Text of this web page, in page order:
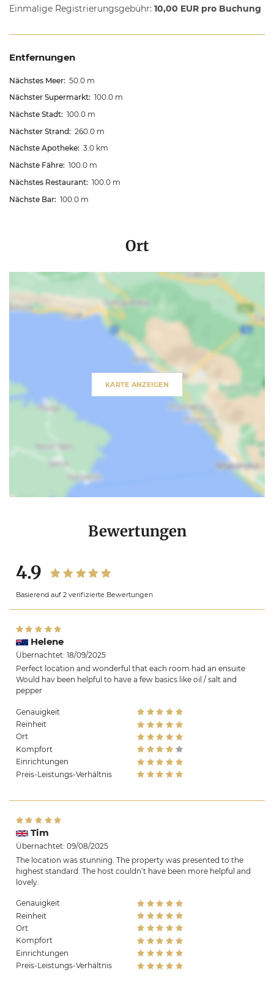
Einmalige Registrierungsgebühr: 10,00 EUR pro Buchung
Entfernungen
Nächstes Meer: 50.0 m
Nächster Supermarkt: 100.0 m
Nächste Stadt: 100.0 m
Nächster Strand: 260.0 m
Nächste Apotheke: 3.0 km
Nächste Fähre: 100.0 m
Nächstes Restaurant: 100.0 m
Nächste Bar: 100.0 m
Ort
KARTE ANZEIGEN
Bewertungen
4.9
Basierend auf 2 verifizierte Bewertungen
Helene
Übernachtet: 18/09/2025
Perfect location and wonderful that each room had an ensuite
Would hav been helpful to have a few basics like oil / salt and
pepper
Genauigkeit
Reinheit
Ort
Kompfort
Einrichtungen
Preis-Leistungs-Verhältnis
Tim
Übernachtet: 09/08/2025
The location was stunning. The property was presented to the
highest standard. The host couldn’t have been more helpful and
lovely.
Genauigkeit
Reinheit
Ort
Kompfort
Einrichtungen
Preis-Leistungs-Verhältnis